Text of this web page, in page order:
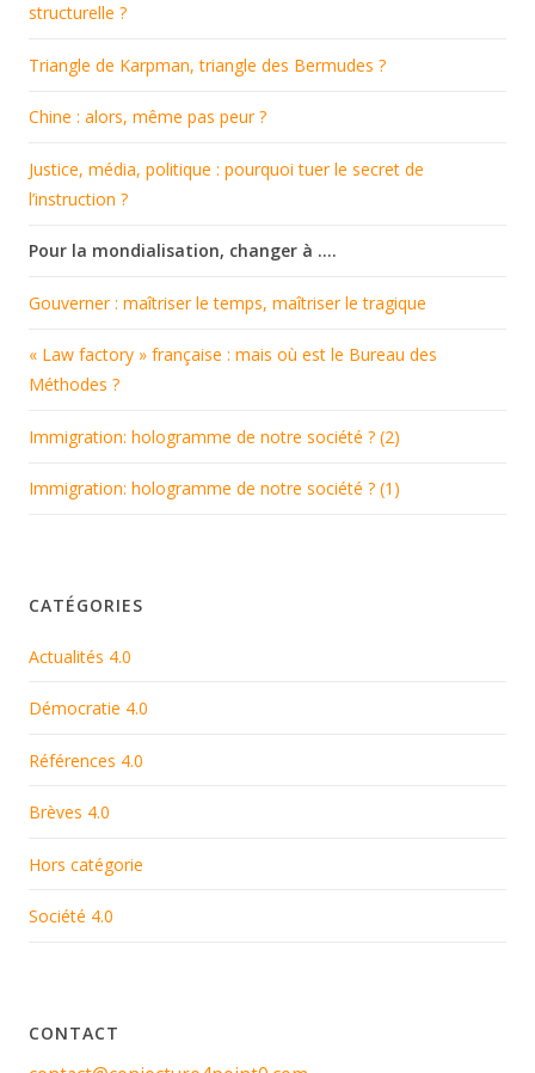
structurelle ?
Triangle de Karpman, triangle des Bermudes ?
Chine : alors, même pas peur ?
Justice, média, politique : pourquoi tuer le secret de
l’instruction ?
Pour la mondialisation, changer à ….
Gouverner : maîtriser le temps, maîtriser le tragique
« Law factory » française : mais où est le Bureau des
Méthodes ?
Immigration: hologramme de notre société ? (2)
Immigration: hologramme de notre société ? (1)
CATÉGORIES
Actualités 4.0
Démocratie 4.0
Références 4.0
Brèves 4.0
Hors catégorie
Société 4.0
CONTACT